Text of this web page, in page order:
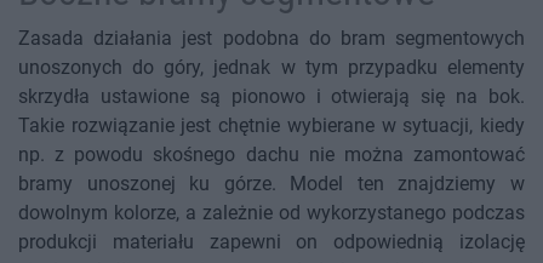
Zasada działania jest podobna do bram segmentowych
unoszonych do góry, jednak w tym przypadku elementy
skrzydła ustawione są pionowo i otwierają się na bok.
Takie rozwiązanie jest chętnie wybierane w sytuacji, kiedy
np. z powodu skośnego dachu nie można zamontować
bramy unoszonej ku górze. Model ten znajdziemy w
dowolnym kolorze, a zależnie od wykorzystanego podczas
produkcji materiału zapewni on odpowiednią izolację